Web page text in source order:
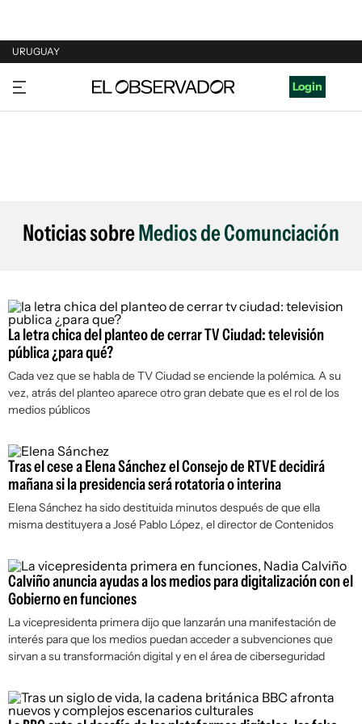
URUGUAY
URUGUAY
ARGENTINA
Login
Noticias sobreMedios de Comunciación
La letra chica del planteo de cerrar TV Ciudad: televisión
pública ¿para qué?
Cada vez que se habla de TV Ciudad se enciende la polémica. A su
vez, atrás del planteo aparece otro gran debate que es el rol de los
medios públicos
Tras el cese a Elena Sánchez el Consejo de RTVE decidirá
mañana si la presidencia será rotatoria o interina
Elena Sánchez ha sido destituida minutos después de que ella
misma destituyera a José Pablo López, el director de Contenidos
Calviño anuncia ayudas a los medios para digitalización con el
Gobierno en funciones
La vicepresidenta primera dijo que lanzarán una manifestación de
interés para que los medios puedan acceder a subvenciones que
sirvan a su transformación digital y en el área de ciberseguridad